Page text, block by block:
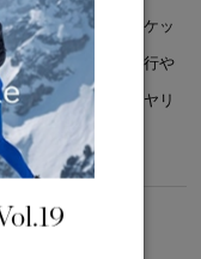
に最適なこのジャケッ
れているため、旅行や
ウェアの下にレイヤリ